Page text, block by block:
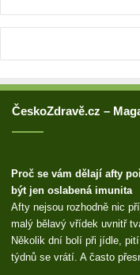
ČeskoZdravě.cz –
Proč se vám dělají afty
být jen oslabená imunita
Afty nejsou rozhodně nic
malý bělavý vřídek uvnitř
Několik dní bolí při jídle,
týdnů se vrátí. A často